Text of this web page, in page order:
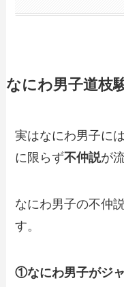
なにわ男子道枝
実はなにわ男子に
に限らず不仲説が
なにわ男子の不仲
す。
①なにわ男子がジ